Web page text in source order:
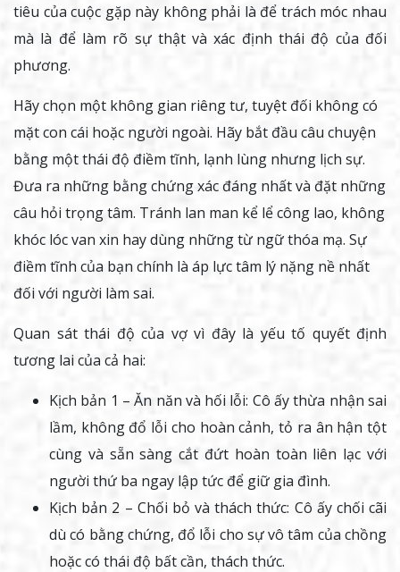
tiêu của cuộc gặp này không phải là để trách móc nhau
mà là để làm rõ sự thật và xác định thái độ của đối
phương.
Hãy chọn một không gian riêng tư, tuyệt đối không có
mặt con cái hoặc người ngoài. Hãy bắt đầu câu chuyện
bằng một thái độ điềm tĩnh, lạnh lùng nhưng lịch sự.
Đưa ra những bằng chứng xác đáng nhất và đặt những
câu hỏi trọng tâm. Tránh lan man kể lể công lao, không
khóc lóc van xin hay dùng những từ ngữ thóa mạ. Sự
điềm tĩnh của bạn chính là áp lực tâm lý nặng nề nhất
đối với người làm sai.
Quan sát thái độ của vợ vì đây là yếu tố quyết định
tương lai của cả hai:
Kịch bản 1 – Ăn năn và hối lỗi: Cô ấy thừa nhận sai
lầm, không đổ lỗi cho hoàn cảnh, tỏ ra ân hận tột
cùng và sẵn sàng cắt đứt hoàn toàn liên lạc với
người thứ ba ngay lập tức để giữ gia đình.
Kịch bản 2 – Chối bỏ và thách thức: Cô ấy chối cãi
dù có bằng chứng, đổ lỗi cho sự vô tâm của chồng
hoặc có thái độ bất cần, thách thức.